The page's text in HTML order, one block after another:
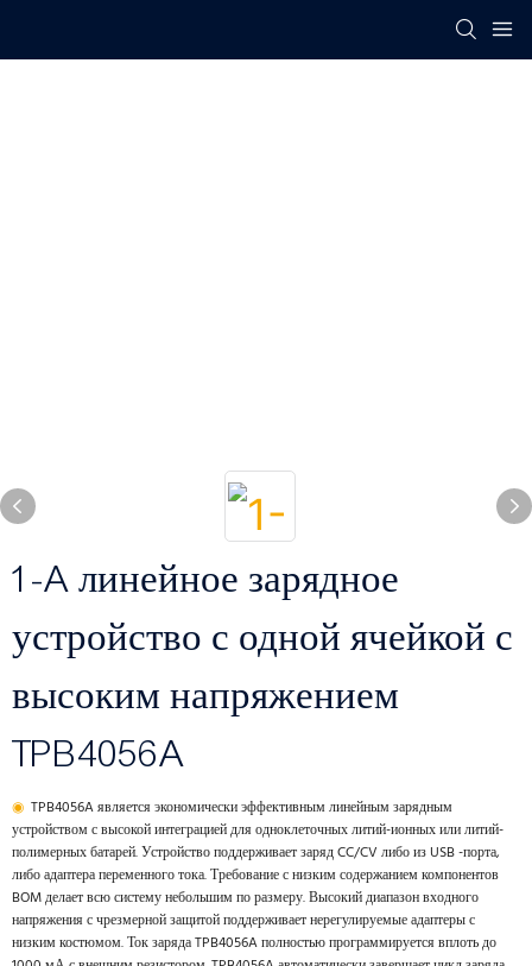
1-A линейное зарядное
устройство с одной ячейкой с
высоким напряжением
TPB4056A
◉ TPB4056A является экономически эффективным линейным зарядным
устройством с высокой интеграцией для одноклеточных литий-ионных или литий-
полимерных батарей. Устройство поддерживает заряд CC/CV либо из USB -порта,
либо адаптера переменного тока. Требование с низким содержанием компонентов
BOM делает всю систему небольшим по размеру. Высокий диапазон входного
напряжения с чрезмерной защитой поддерживает нерегулируемые адаптеры с
низким костюмом. Ток заряда TPB4056A полностью программируется вплоть до